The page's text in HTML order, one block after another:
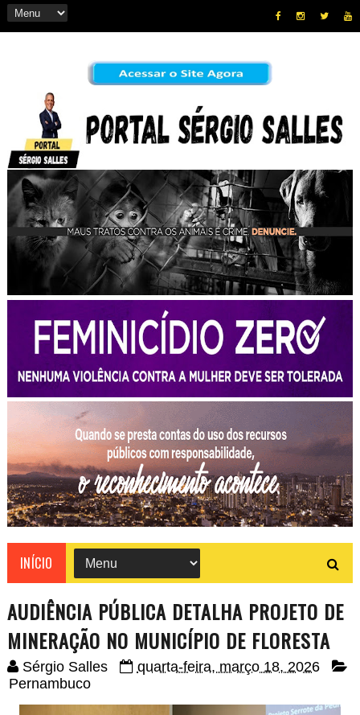
INÍCIO
AUDIÊNCIA PÚBLICA DETALHA PROJETO DE
MINERAÇÃO NO MUNICÍPIO DE FLORESTA
Sérgio Salles
quarta-feira, março 18, 2026
Pernambuco